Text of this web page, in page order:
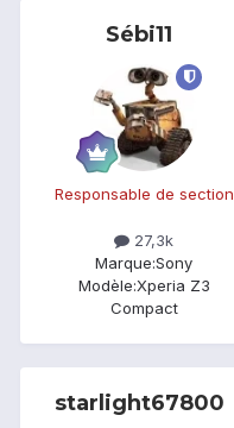
Sébi11
Responsable de section
27,3k
Marque:Sony
Modèle:Xperia Z3
Compact
starlight67800